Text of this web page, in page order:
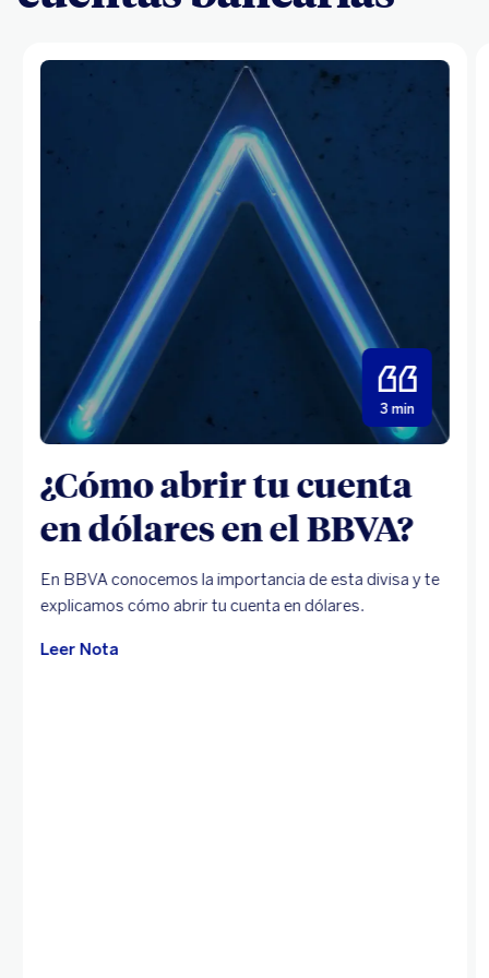
3 min
¿Cómo abrir tu cuenta
en dólares en el BBVA?
En BBVA conocemos la importancia de esta divisa y te
explicamos cómo abrir tu cuenta en dólares.
Leer Nota